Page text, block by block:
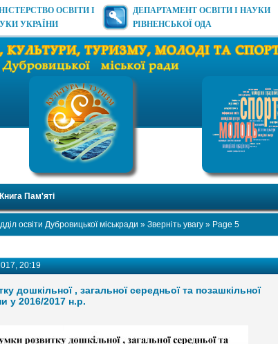
ОСВІТИ І
УКРАЇНИ
ДЕПАРТАМЕНТ ОСВІТИ І НАУКИ
РІВНЕНСЬКОЇ ОДА
Книга Пам'яті
освіти Дубровицької міськради » Зверніть увагу » Page 5
20:19
дошкільної , загальної середньої та позашкільної
у 2016/2017 н.р.